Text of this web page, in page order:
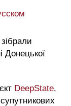
Донецької
DeepState,